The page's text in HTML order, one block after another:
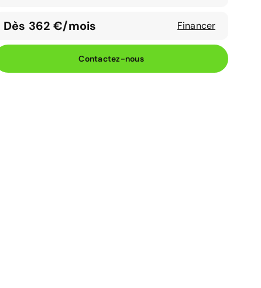
Dès 362 €/mois Financer
Contactez-nous